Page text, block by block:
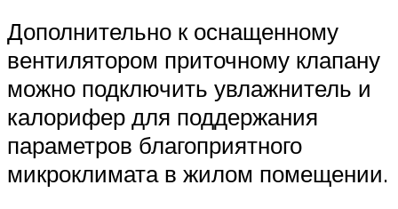
Дополнительно к оснащенному
вентилятором приточному клапану
можно подключить увлажнитель и
калорифер для поддержания
параметров благоприятного
микроклимата в жилом помещении.